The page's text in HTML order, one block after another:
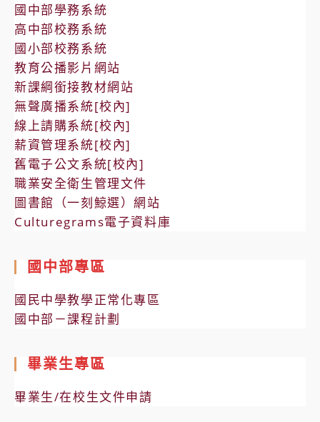
國中部學務系統
高中部校務系統
國小部校務系統
教育公播影片網站
新課綱銜接教材網站
無聲廣播系統[校內]
線上請購系統[校內]
薪資管理系統[校內]
舊電子公文系統[校內]
職業安全衛生管理文件
圖書館（一刻鯨選）網站
Culturegrams電子資料庫
國中部專區
國民中學教學正常化專區
國中部－課程計劃
畢業生專區
畢業生/在校生文件申請